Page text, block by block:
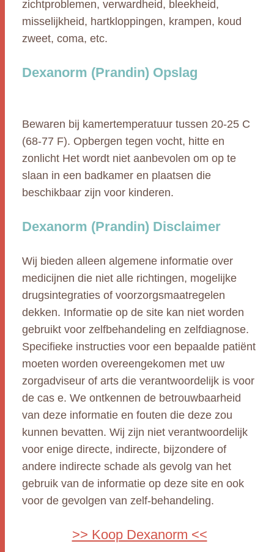
zichtproblemen, verwardheid, bleekheid,
misselijkheid, hartkloppingen, krampen, koud
zweet, coma, etc.
Dexanorm (Prandin) Opslag
Bewaren bij kamertemperatuur tussen 20-25 C
(68-77 F). Opbergen tegen vocht, hitte en
zonlicht Het wordt niet aanbevolen om op te
slaan in een badkamer en plaatsen die
beschikbaar zijn voor kinderen.
Dexanorm (Prandin) Disclaimer
Wij bieden alleen algemene informatie over
medicijnen die niet alle richtingen, mogelijke
drugsintegraties of voorzorgsmaatregelen
dekken. Informatie op de site kan niet worden
gebruikt voor zelfbehandeling en zelfdiagnose.
Specifieke instructies voor een bepaalde patiënt
moeten worden overeengekomen met uw
zorgadviseur of arts die verantwoordelijk is voor
de cas e. We ontkennen de betrouwbaarheid
van deze informatie en fouten die deze zou
kunnen bevatten. Wij zijn niet verantwoordelijk
voor enige directe, indirecte, bijzondere of
andere indirecte schade als gevolg van het
gebruik van de informatie op deze site en ook
voor de gevolgen van zelf-behandeling.
>> Koop Dexanorm <<